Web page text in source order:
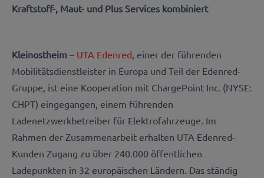
Kraftstoff-, Maut- und Plus Services kombiniert
Kleinostheim – UTA Edenred, einer der führenden
Mobilitätsdienstleister in Europa und Teil der Edenred-
Gruppe, ist eine Kooperation mit ChargePoint Inc. (NYSE:
CHPT) eingegangen, einem führenden
Ladenetzwerkbetreiber für Elektrofahrzeuge. Im
Rahmen der Zusammenarbeit erhalten UTA Edenred-
Kunden Zugang zu über 240.000 öffentlichen
Ladepunkten in 32 europäischen Ländern. Das ständig